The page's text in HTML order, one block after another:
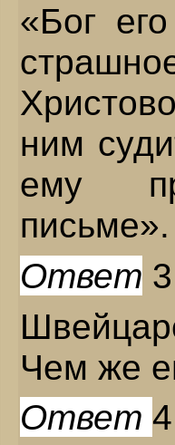
«Бог
ним
ему
письме».
Ответ 3
Чем же
Ответ 4